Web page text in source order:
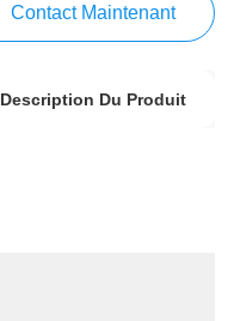
Contact Maintenant
Description Du Produit